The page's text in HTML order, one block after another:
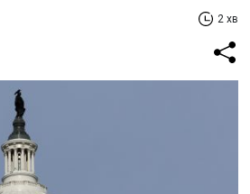
2 хв